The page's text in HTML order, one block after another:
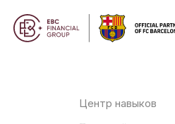
Центр навыков